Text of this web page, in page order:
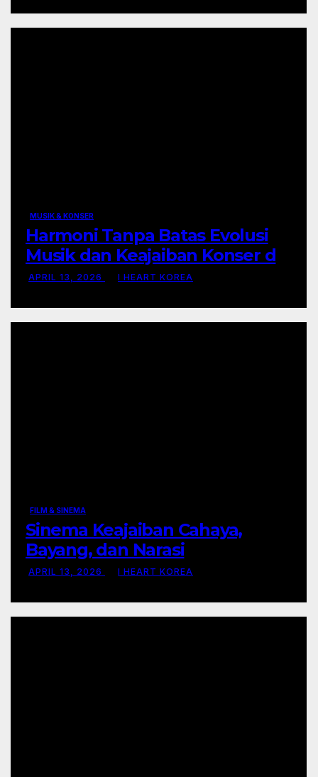
MUSIK & KONSER
Harmoni Tanpa Batas Evolusi
Musik dan Keajaiban Konser di
Era Digital
APRIL 13, 2026 I HEART KOREA
FILM & SINEMA
Sinema Keajaiban Cahaya,
Bayang, dan Narasi
Kemanusiaan
APRIL 13, 2026 I HEART KOREA